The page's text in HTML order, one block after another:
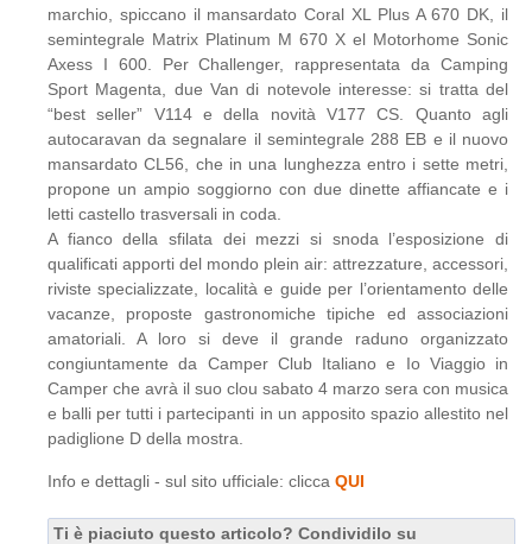
marchio, spiccano il mansardato Coral XL Plus A 670 DK, il
semintegrale Matrix Platinum M 670 X el Motorhome Sonic
Axess I 600. Per Challenger, rappresentata da Camping
Sport Magenta, due Van di notevole interesse: si tratta del
“best seller” V114 e della novità V177 CS. Quanto agli
autocaravan da segnalare il semintegrale 288 EB e il nuovo
mansardato CL56, che in una lunghezza entro i sette metri,
propone un ampio soggiorno con due dinette affiancate e i
letti castello trasversali in coda.
A fianco della sfilata dei mezzi si snoda l’esposizione di
qualificati apporti del mondo plein air: attrezzature, accessori,
riviste specializzate, località e guide per l’orientamento delle
vacanze, proposte gastronomiche tipiche ed associazioni
amatoriali. A loro si deve il grande raduno organizzato
congiuntamente da Camper Club Italiano e Io Viaggio in
Camper che avrà il suo clou sabato 4 marzo sera con musica
e balli per tutti i partecipanti in un apposito spazio allestito nel
padiglione D della mostra.
Info e dettagli - sul sito ufficiale: clicca QUI
Ti è piaciuto questo articolo? Condividilo su